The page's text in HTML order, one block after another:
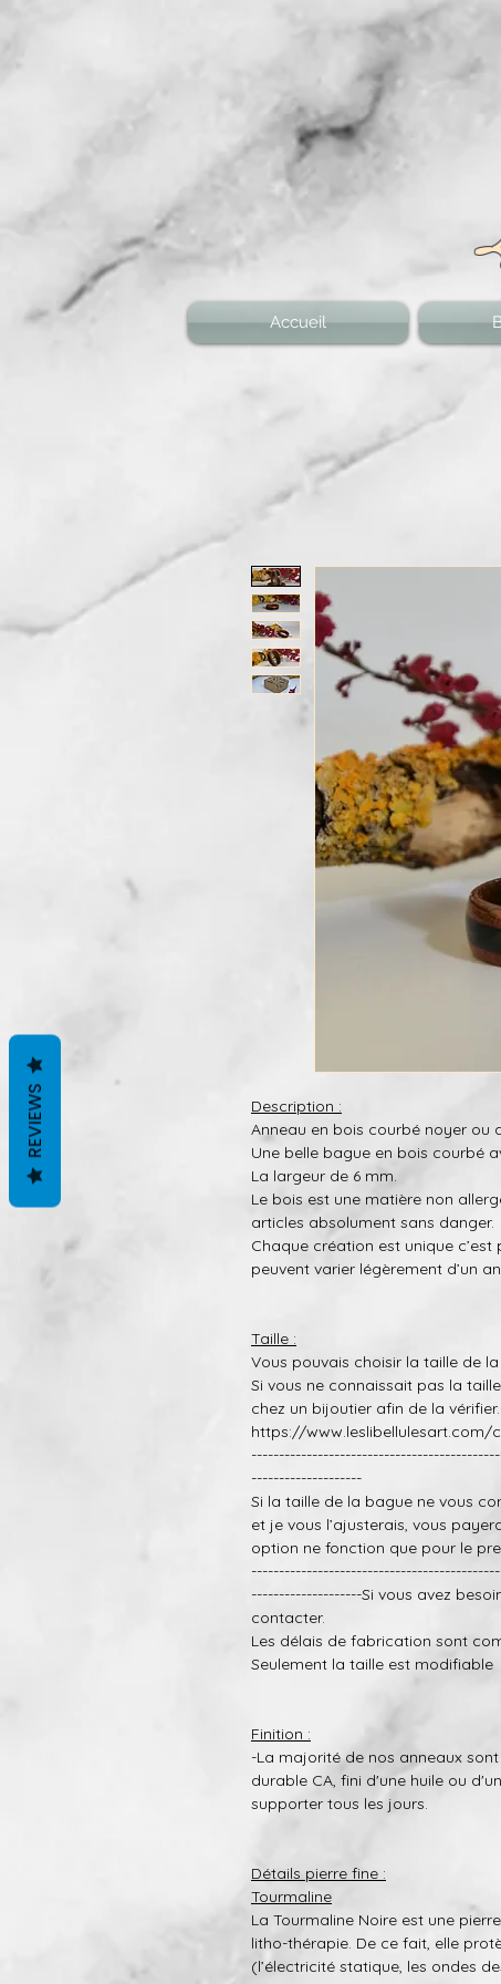
Accueil
Description :
Anneau en bois courbé noyer ou
Une belle bague en bois courbé
La largeur de 6 mm.
Le bois est une matière non
articles absolument sans danger.
Chaque création est unique c’est
peuvent varier légèrement d’un
Taille :
Vous pouvais choisir la taille de
Si vous ne connaissait pas la
chez un bijoutier afin de la
https://www.leslibellulesart.com/
--------------------
Si la taille de la bague ne vous
et je vous l’ajusterais, vous
option ne fonction que pour le
--------------------Si vous avez
contacter.
Les délais de fabrication sont
Seulement la taille est modifiable
Finition :
-La majorité de nos anneaux
durable CA, fini d'une huile ou
supporter tous les jours.
Détails pierre fine :
Tourmaline
La Tourmaline Noire est une
litho-thérapie. De ce fait, elle
(l’électricité statique, les ondes
REVIEWS